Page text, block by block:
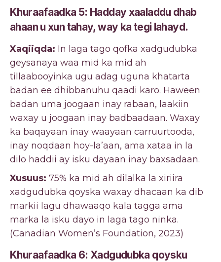
Khuraafaadka 5: Hadday xaaladdu dhab
ahaan u xun tahay, way ka tegi lahayd.
Xaqiiqda: In laga tago qofka xadgudubka
geysanaya waa mid ka mid ah
tillaabooyinka ugu adag uguna khatarta
badan ee dhibbanuhu qaadi karo. Haween
badan uma joogaan inay rabaan, laakiin
waxay u joogaan inay badbaadaan. Waxay
ka baqayaan inay waayaan carruurtooda,
inay noqdaan hoy-la’aan, ama xataa in la
dilo haddii ay isku dayaan inay baxsadaan.
Xusuus: 75% ka mid ah dilalka la xiriira
xadgudubka qoyska waxay dhacaan ka dib
markii lagu dhawaaqo kala tagga ama
marka la isku dayo in laga tago ninka.
(Canadian Women’s Foundation, 2023)
Khuraafaadka 6: Xadgudubka qoysku